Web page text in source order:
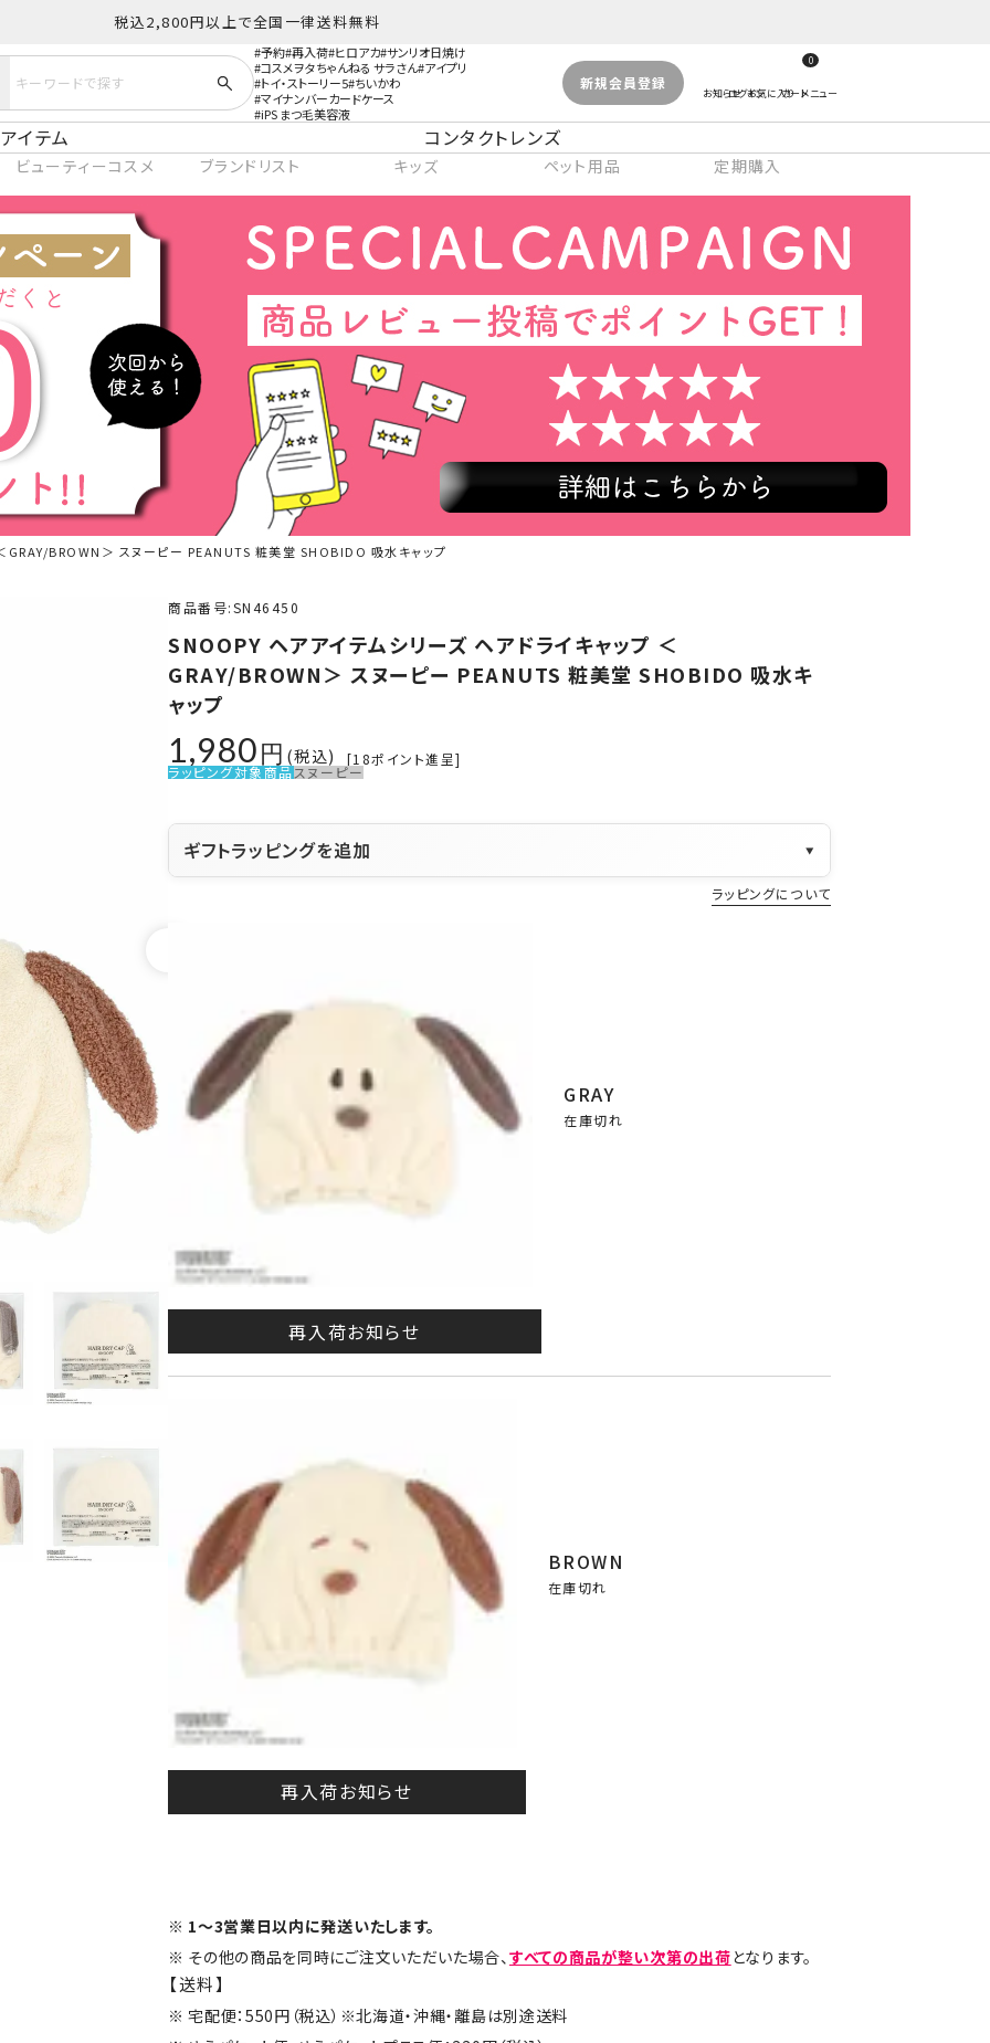
税込2,800円以上で全国一律送料無料
予約 再入荷 ヒロアカ サンリオ日焼け
コスメヲタちゃんねる サラさん アイプリ
トイ・ストーリー5 ちいかわ
マイナンバーカードケース
iPS まつ毛美容液
新規会員登録
0
イテム コンタクトレンズ
ビューティーコスメ ブランドリスト キッズ ペット用品 定期購入
GRAY/BROWN＞ スヌーピー PEANUTS 粧美堂 SHOBIDO 吸水キャップ
商品番号 SN46450
SNOOPY ヘアアイテムシリーズ ヘアドライキャップ ＜
GRAY/BROWN＞ スヌーピー PEANUTS 粧美堂 SHOBIDO 吸水キ
ャップ
1,980 税込 [18ポイント進呈]
ラッピング対象商品スヌーピー
ギフトラッピングを追加 ▼
ラッピングについて
GRAY
在庫切れ
再入荷お知らせ
BROWN
在庫切れ
再入荷お知らせ
1～3営業日以内に発送いたします。
その他の商品を同時にご注文いただいた場合、 すべての商品が整い次第の出荷となります。
【送料】
宅配便：550円（税込）※北海道・沖縄・離島は別途送料